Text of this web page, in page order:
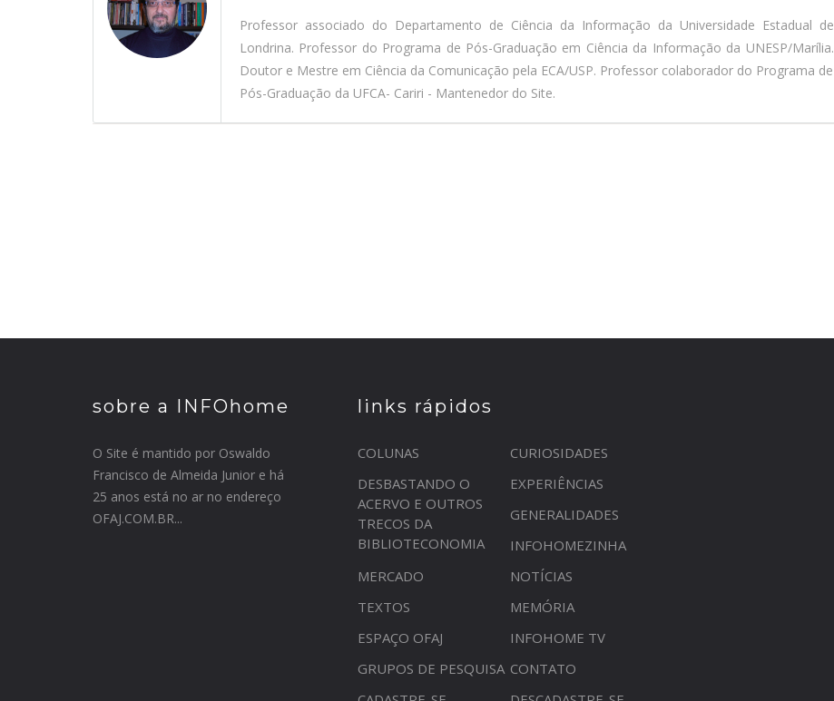
Professor associado do Departamento de Ciência da Informação da Universidade Estadual de
Londrina. Professor do Programa de Pós-Graduação em Ciência da Informação da UNESP/Marília.
Doutor e Mestre em Ciência da Comunicação pela ECA/USP. Professor colaborador do Programa de
Pós-Graduação da UFCA- Cariri - Mantenedor do Site.
sobre a INFOhome
O Site é mantido por Oswaldo
Francisco de Almeida Junior e há
25 anos está no ar no endereço
OFAJ.COM.BR...
links rápidos
COLUNAS
CURIOSIDADES
DESBASTANDO O
ACERVO E OUTROS
TRECOS DA
BIBLIOTECONOMIA
EXPERIÊNCIAS
GENERALIDADES
INFOHOMEZINHA
MERCADO
NOTÍCIAS
TEXTOS
MEMÓRIA
ESPAÇO OFAJ
INFOHOME TV
GRUPOS DE PESQUISA CONTATO